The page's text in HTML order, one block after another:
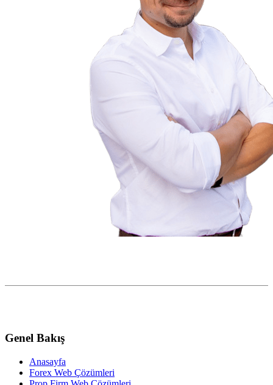
Genel Bakış
Anasayfa
Forex Web Çözümleri